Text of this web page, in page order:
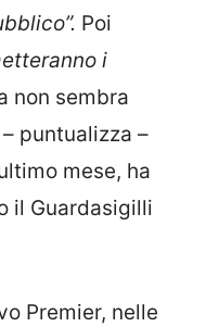
Poi
i
non sembra
puntualizza –
mese, ha
il Guardasigilli
Premier, nelle